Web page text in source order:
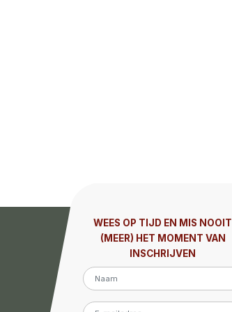
WEES OP TIJD EN MIS NOOIT
(MEER) HET MOMENT VAN
INSCHRIJVEN